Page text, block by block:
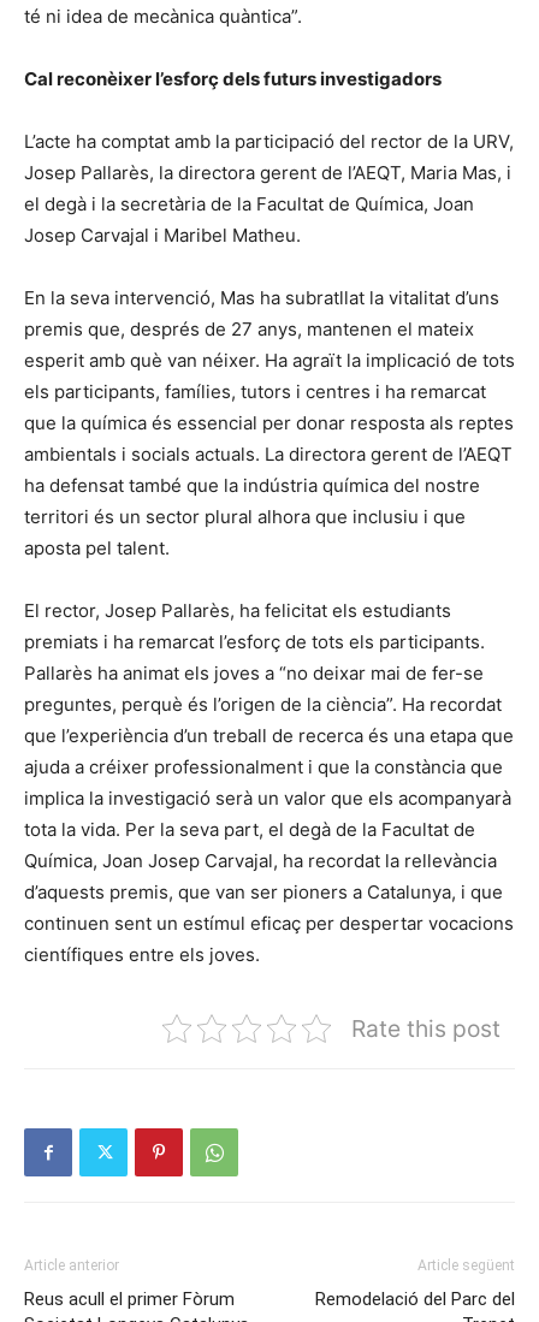
té ni idea de mecànica quàntica”.
Cal reconèixer l’esforç dels futurs investigadors
L’acte ha comptat amb la participació del rector de la URV,
Josep Pallarès, la directora gerent de l’AEQT, Maria Mas, i
el degà i la secretària de la Facultat de Química, Joan
Josep Carvajal i Maribel Matheu.
En la seva intervenció, Mas ha subratllat la vitalitat d’uns
premis que, després de 27 anys, mantenen el mateix
esperit amb què van néixer. Ha agraït la implicació de tots
els participants, famílies, tutors i centres i ha remarcat
que la química és essencial per donar resposta als reptes
ambientals i socials actuals. La directora gerent de l’AEQT
ha defensat també que la indústria química del nostre
territori és un sector plural alhora que inclusiu i que
aposta pel talent.
El rector, Josep Pallarès, ha felicitat els estudiants
premiats i ha remarcat l’esforç de tots els participants.
Pallarès ha animat els joves a “no deixar mai de fer-se
preguntes, perquè és l’origen de la ciència”. Ha recordat
que l’experiència d’un treball de recerca és una etapa que
ajuda a créixer professionalment i que la constància que
implica la investigació serà un valor que els acompanyarà
tota la vida. Per la seva part, el degà de la Facultat de
Química, Joan Josep Carvajal, ha recordat la rellevància
d’aquests premis, que van ser pioners a Catalunya, i que
continuen sent un estímul eficaç per despertar vocacions
científiques entre els joves.
Rate this post
Article anterior
Reus acull el primer Fòrum
Article següent
Remodelació del Parc del